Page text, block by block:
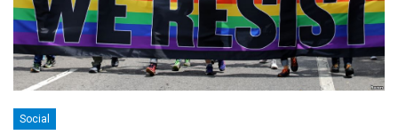
Social